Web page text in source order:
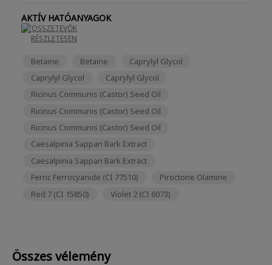
AKTÍV HATÓANYAGOK
ÖSSZETEVŐK
RÉSZLETESEN
Betaine Betaine
Caprylyl Glycol
Caprylyl Glycol
Caprylyl Glycol
Ricinus Communis (Castor) Seed Oil
Ricinus Communis (Castor) Seed Oil
Ricinus Communis (Castor) Seed Oil
Caesalpinia Sappan Bark Extract
Caesalpinia Sappan Bark Extract
Ferric Ferrocyanide (CI 77510)
Piroctone Olamine
Red 7 (CI 15850)
Violet 2 (CI 6073)
Összes vélemény